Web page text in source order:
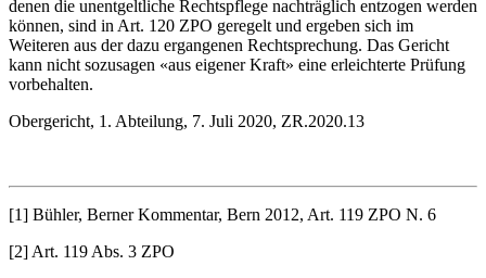
denen die unentgeltliche Rechtspflege nachträglich entzogen werden
können, sind in Art. 120 ZPO geregelt und ergeben sich im
Weiteren aus der dazu ergangenen Rechtsprechung. Das Gericht
kann nicht sozusagen «aus eigener Kraft» eine erleichterte Prüfung
vorbehalten.
Obergericht, 1. Abteilung, 7. Juli 2020, ZR.2020.13
[1] Bühler, Berner Kommentar, Bern 2012, Art. 119 ZPO N. 6
[2] Art. 119 Abs. 3 ZPO